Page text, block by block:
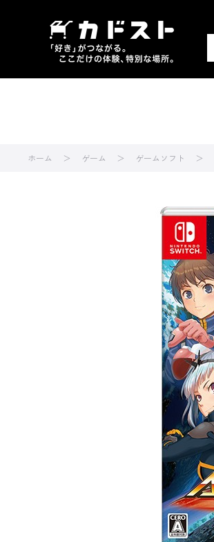
ホーム ゲーム ゲームソフト